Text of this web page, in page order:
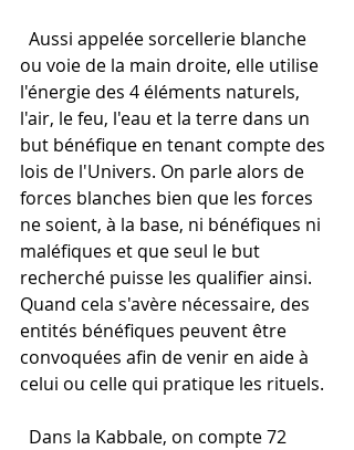
ou voie de la main droite, elle utilise
l'énergie des 4 éléments naturels,
l'air, le feu, l'eau et la terre dans un
but bénéfique en tenant compte des
lois de l'Univers. On parle alors de
forces blanches bien que les forces
ne soient, à la base, ni bénéfiques ni
maléfiques et que seul le but
recherché puisse les qualifier ainsi.
Quand cela s'avère nécessaire, des
entités bénéfiques peuvent être
convoquées afin de venir en aide à
celui ou celle qui pratique les rituels.